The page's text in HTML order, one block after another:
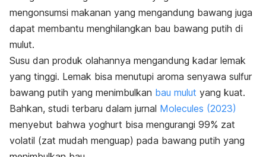
mengonsumsi makanan yang mengandung bawang juga
dapat membantu menghilangkan bau bawang putih di
mulut.
Susu dan produk olahannya mengandung kadar lemak
yang tinggi. Lemak bisa menutupi aroma senyawa sulfur
bawang putih yang menimbulkan bau mulut yang kuat.
Bahkan, studi terbaru dalam jurnal Molecules (2023)
menyebut bahwa yoghurt bisa mengurangi 99% zat
volatil (zat mudah menguap) pada bawang putih yang